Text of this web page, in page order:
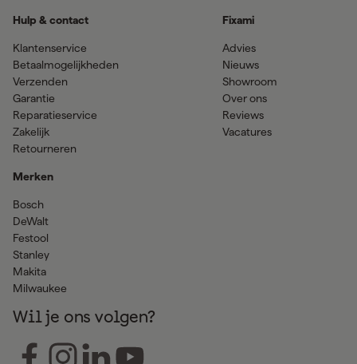
Hulp & contact
Klantenservice
Betaalmogelijkheden
Verzenden
Garantie
Reparatieservice
Zakelijk
Retourneren
Merken
Bosch
DeWalt
Festool
Stanley
Makita
Milwaukee
Fixami
Advies
Nieuws
Showroom
Over ons
Reviews
Vacatures
Wil je ons volgen?